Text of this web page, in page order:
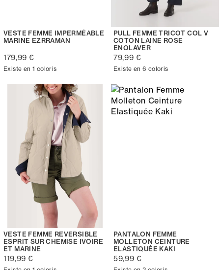
VESTE FEMME IMPERMÉABLE
MARINE EZRRAMAN
179,99 €
Existe en 1 coloris
PULL FEMME TRICOT COL V
COTON LAINE ROSE
ENOLAVER
79,99 €
Existe en 6 coloris
VESTE FEMME REVERSIBLE
ESPRIT SUR CHEMISE IVOIRE
ET MARINE
119,99 €
PANTALON FEMME
MOLLETON CEINTURE
ELASTIQUÉE KAKI
59,99 €